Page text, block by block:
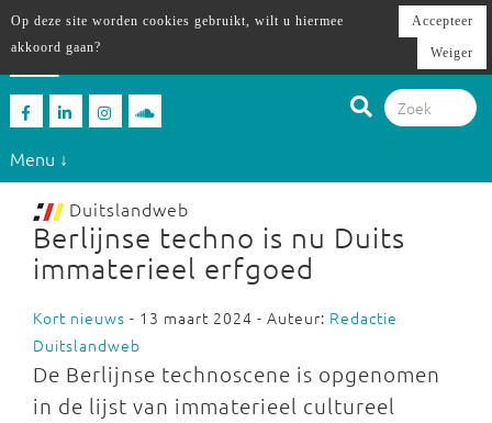
Menu ↓
Duitslandweb
Berlijnse techno is nu Duits
immaterieel erfgoed
Kort nieuws - 13 maart 2024 - Auteur: Redactie
Duitslandweb
De Berlijnse technoscene is opgenomen
in de lijst van immaterieel cultureel
Op deze site worden cookies gebruikt, wilt u hiermee
akkoord gaan?
Accepteer
Weiger